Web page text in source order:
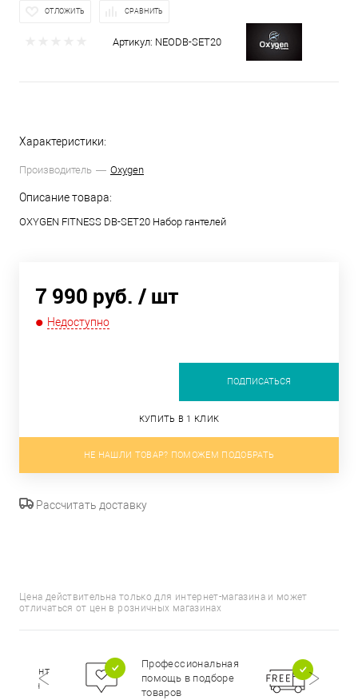
ОТЛОЖИТЬ СРАВНИТЬ
Артикул: NEODB-SET20
Характеристики:
Производитель Oxygen
Описание товара:
OXYGEN FITNESS DB-SET20 Набор гантелей
7 990 руб. / шт
Недоступно
ПОДПИСАТЬСЯ
КУПИТЬ В 1 КЛИК
НЕ НАШЛИ ТОВАР? ПОМОЖЕМ ПОДОБРАТЬ
Рассчитать доставку
Цена действительна только для интернет-магазина и может
отличаться от цен в розничных магазинах
Профессиональная
помощь в подборе
товаров